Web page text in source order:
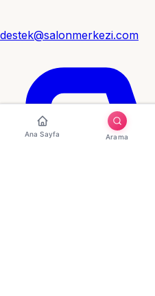
destek@salonmerkezi.com
Ana Sayfa Arama